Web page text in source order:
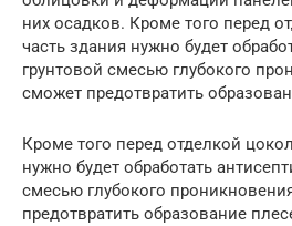
них осадков. Кроме того перед
часть здания нужно будет
грунтовой смесью глубокого
сможет предотвратить
Кроме того перед отделкой
нужно будет обработать
смесью глубокого
предотвратить образование